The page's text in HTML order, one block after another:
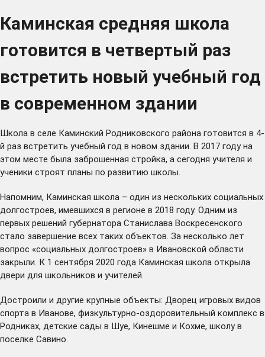
Каминская средняя школа
готовится в четвертый раз
встретить новый учебный год
в современном здании
Школа в селе Каминский Родниковского района готовится в 4-
й раз встретить учебный год в новом здании. В 2017 году на
этом месте была заброшенная стройка, а сегодня учителя и
ученики строят планы по развитию школы.
Напомним, Каминская школа – один из нескольких социальных
долгостроев, имевшихся в регионе в 2018 году. Одним из
первых решений губернатора Станислава Воскресенского
стало завершение всех таких объектов. За несколько лет
вопрос «социальных долгостроев» в Ивановской области
закрыли. К 1 сентября 2020 года Каминская школа открыла
двери для школьников и учителей.
Достроили и другие крупные объекты: Дворец игровых видов
спорта в Иванове, физкультурно-оздоровительный комплекс в
Родниках, детские сады в Шуе, Кинешме и Кохме, школу в
поселке Савино.